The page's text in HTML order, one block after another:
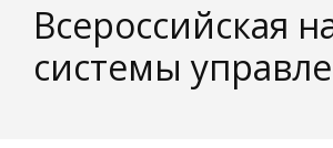
Всероссийская
системы